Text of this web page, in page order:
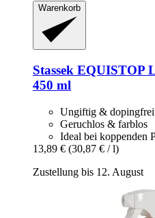
Warenkorb
Stassek EQUISTOP
450 ml
Ungiftig & dopingfrei
Geruchlos & farblos
Ideal bei koppenden
13,89 € (30,87 € / l)
Zustellung bis 12. August